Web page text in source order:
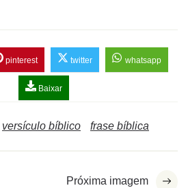
pinterest twitter whatsapp
Baixar
versículo bíblico frase bíblica
Próxima imagem